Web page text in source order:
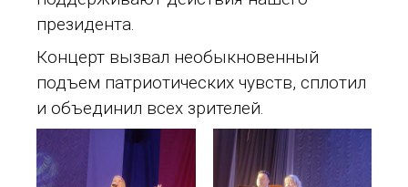
президента.
Концерт вызвал необыкновенный
подъем патриотических чувств, сплотил
и объединил всех зрителей.